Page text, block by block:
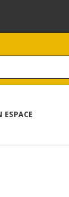
ESPACE